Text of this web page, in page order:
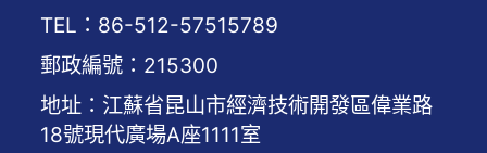
TEL：86-512-57515789
郵政編號：215300
地址：江蘇省昆山市經濟技術開發區偉業路
18號現代廣場A座1111室